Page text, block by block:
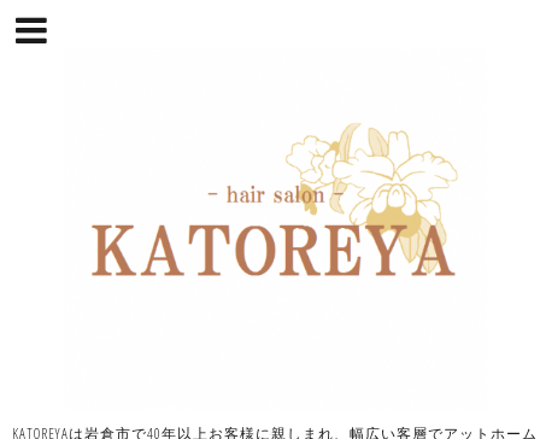
KATOREYAは岩倉市で40年以上お客様に親しまれ、幅広い客層でアットホーム